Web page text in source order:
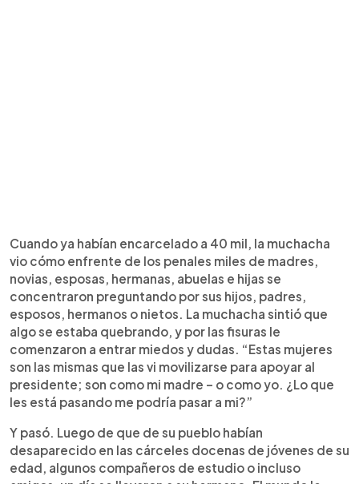
Cuando ya habían encarcelado a 40 mil, la muchacha
vio cómo enfrente de los penales miles de madres,
novias, esposas, hermanas, abuelas e hijas se
concentraron preguntando por sus hijos, padres,
esposos, hermanos o nietos. La muchacha sintió que
algo se estaba quebrando, y por las fisuras le
comenzaron a entrar miedos y dudas. “Estas mujeres
son las mismas que las vi movilizarse para apoyar al
presidente; son como mi madre – o como yo. ¿Lo que
les está pasando me podría pasar a mi?”
Y pasó. Luego de que de su pueblo habían
desaparecido en las cárceles docenas de jóvenes de su
edad, algunos compañeros de estudio o incluso